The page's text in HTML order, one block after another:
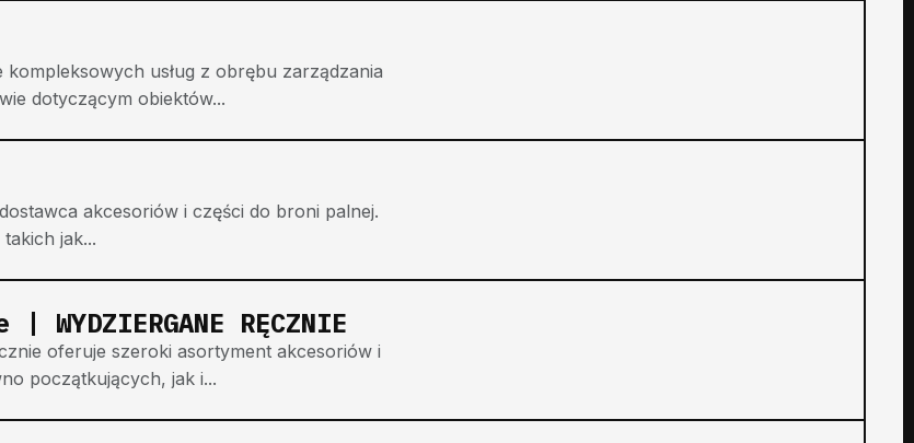
usług z obrębu zarządzania
dotyczącym obiektów...
akcesoriów i części do broni palnej.
jak...
RĘCZNIE
oferuje szeroki asortyment akcesoriów i
początkujących, jak i...